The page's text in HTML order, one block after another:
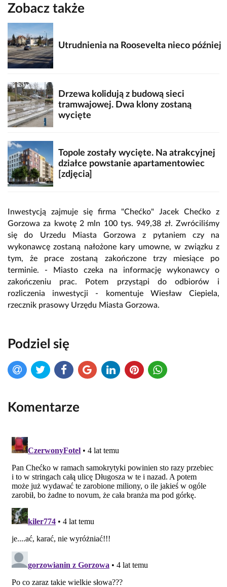
Zobacz także
Utrudnienia na Roosevelta nieco później
Drzewa kolidują z budową sieci
tramwajowej. Dwa klony zostaną
wycięte
Topole zostały wycięte. Na atrakcyjnej
działce powstanie apartamentowiec
[zdjęcia]
Inwestycją zajmuje się firma "Chećko" Jacek Chećko z
Gorzowa za kwotę 2 mln 100 tys. 949,38 zł. Zwróciliśmy
się do Urzedu Miasta Gorzowa z pytaniem czy na
wykonawcę zostaną nałożone kary umowne, w związku z
tym, że prace zostaną zakończone trzy miesiące po
terminie. - Miasto czeka na informację wykonawcy o
zakończeniu prac. Potem przystąpi do odbiorów i
rozliczenia inwestycji - komentuje Wiesław Ciepiela,
rzecznik prasowy Urzędu Miasta Gorzowa.
Podziel się
Komentarze